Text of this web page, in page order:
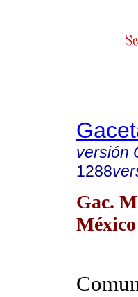
versión
1288
Gac.
México